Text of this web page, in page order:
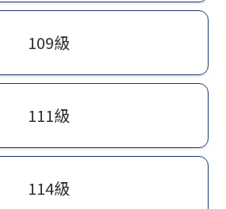
109級
111級
114級